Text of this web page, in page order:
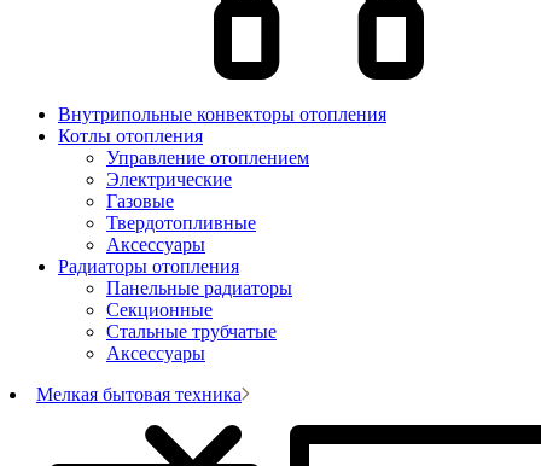
Внутрипольные конвекторы отопления
Котлы отопления
Управление отоплением
Электрические
Газовые
Твердотопливные
Аксессуары
Радиаторы отопления
Панельные радиаторы
Секционные
Стальные трубчатые
Аксессуары
Мелкая бытовая техника